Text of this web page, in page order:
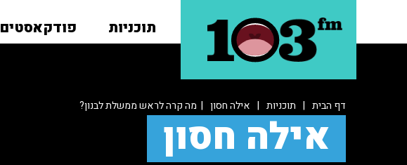
תוכניות פודקאסטים
דף הבית | תוכניות | אילה חסון | מה קרה לראש ממשלת לבנון?
אילה חסון